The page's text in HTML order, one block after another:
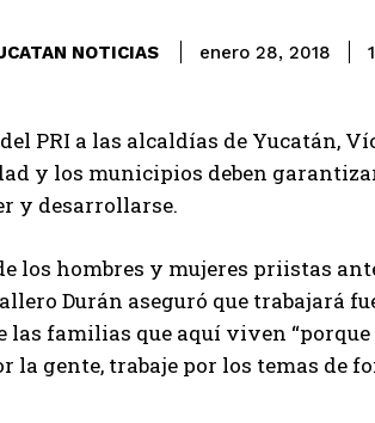
NOTICIAS enero 28, 2018 1
PRI a las alcaldías de Yucatán,
y los municipios deben
y desarrollarse.
los hombres y mujeres priistas
Durán aseguró que trabajará
las familias que aquí viven
la gente, trabaje por los temas de